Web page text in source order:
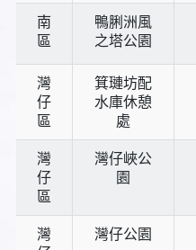
南
區
鴨脷洲風
之塔公園
灣
仔
區
箕璉坊配
水庫休憩
處
灣
仔
區
灣仔峽公
園
灣
灣仔公園